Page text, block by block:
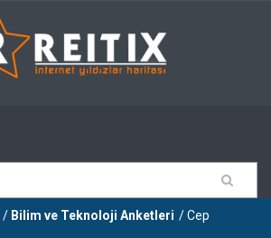
/ Bilim ve Teknoloji Anketleri / Cep